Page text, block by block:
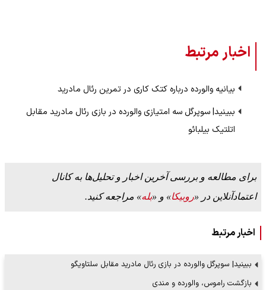
اخبار مرتبط
بیانیه والورده درباره کتک کاری در تمرین رئال مادرید
ببینید| سوپرگل سه امتیازی والورده در بازی رئال مادرید مقابل
اتلتیک بیلبائو
برای مطالعه و بررسی آخرین اخبار و تحلیل‌ها به کانال
اعتمادآنلاین در «روبیکا» و «بله» مراجعه کنید.
اخبار مرتبط
ببینید| سوپرگل والورده در بازی رئال مادرید مقابل سلتاویگو
بازگشت راموس، والورده و مندی